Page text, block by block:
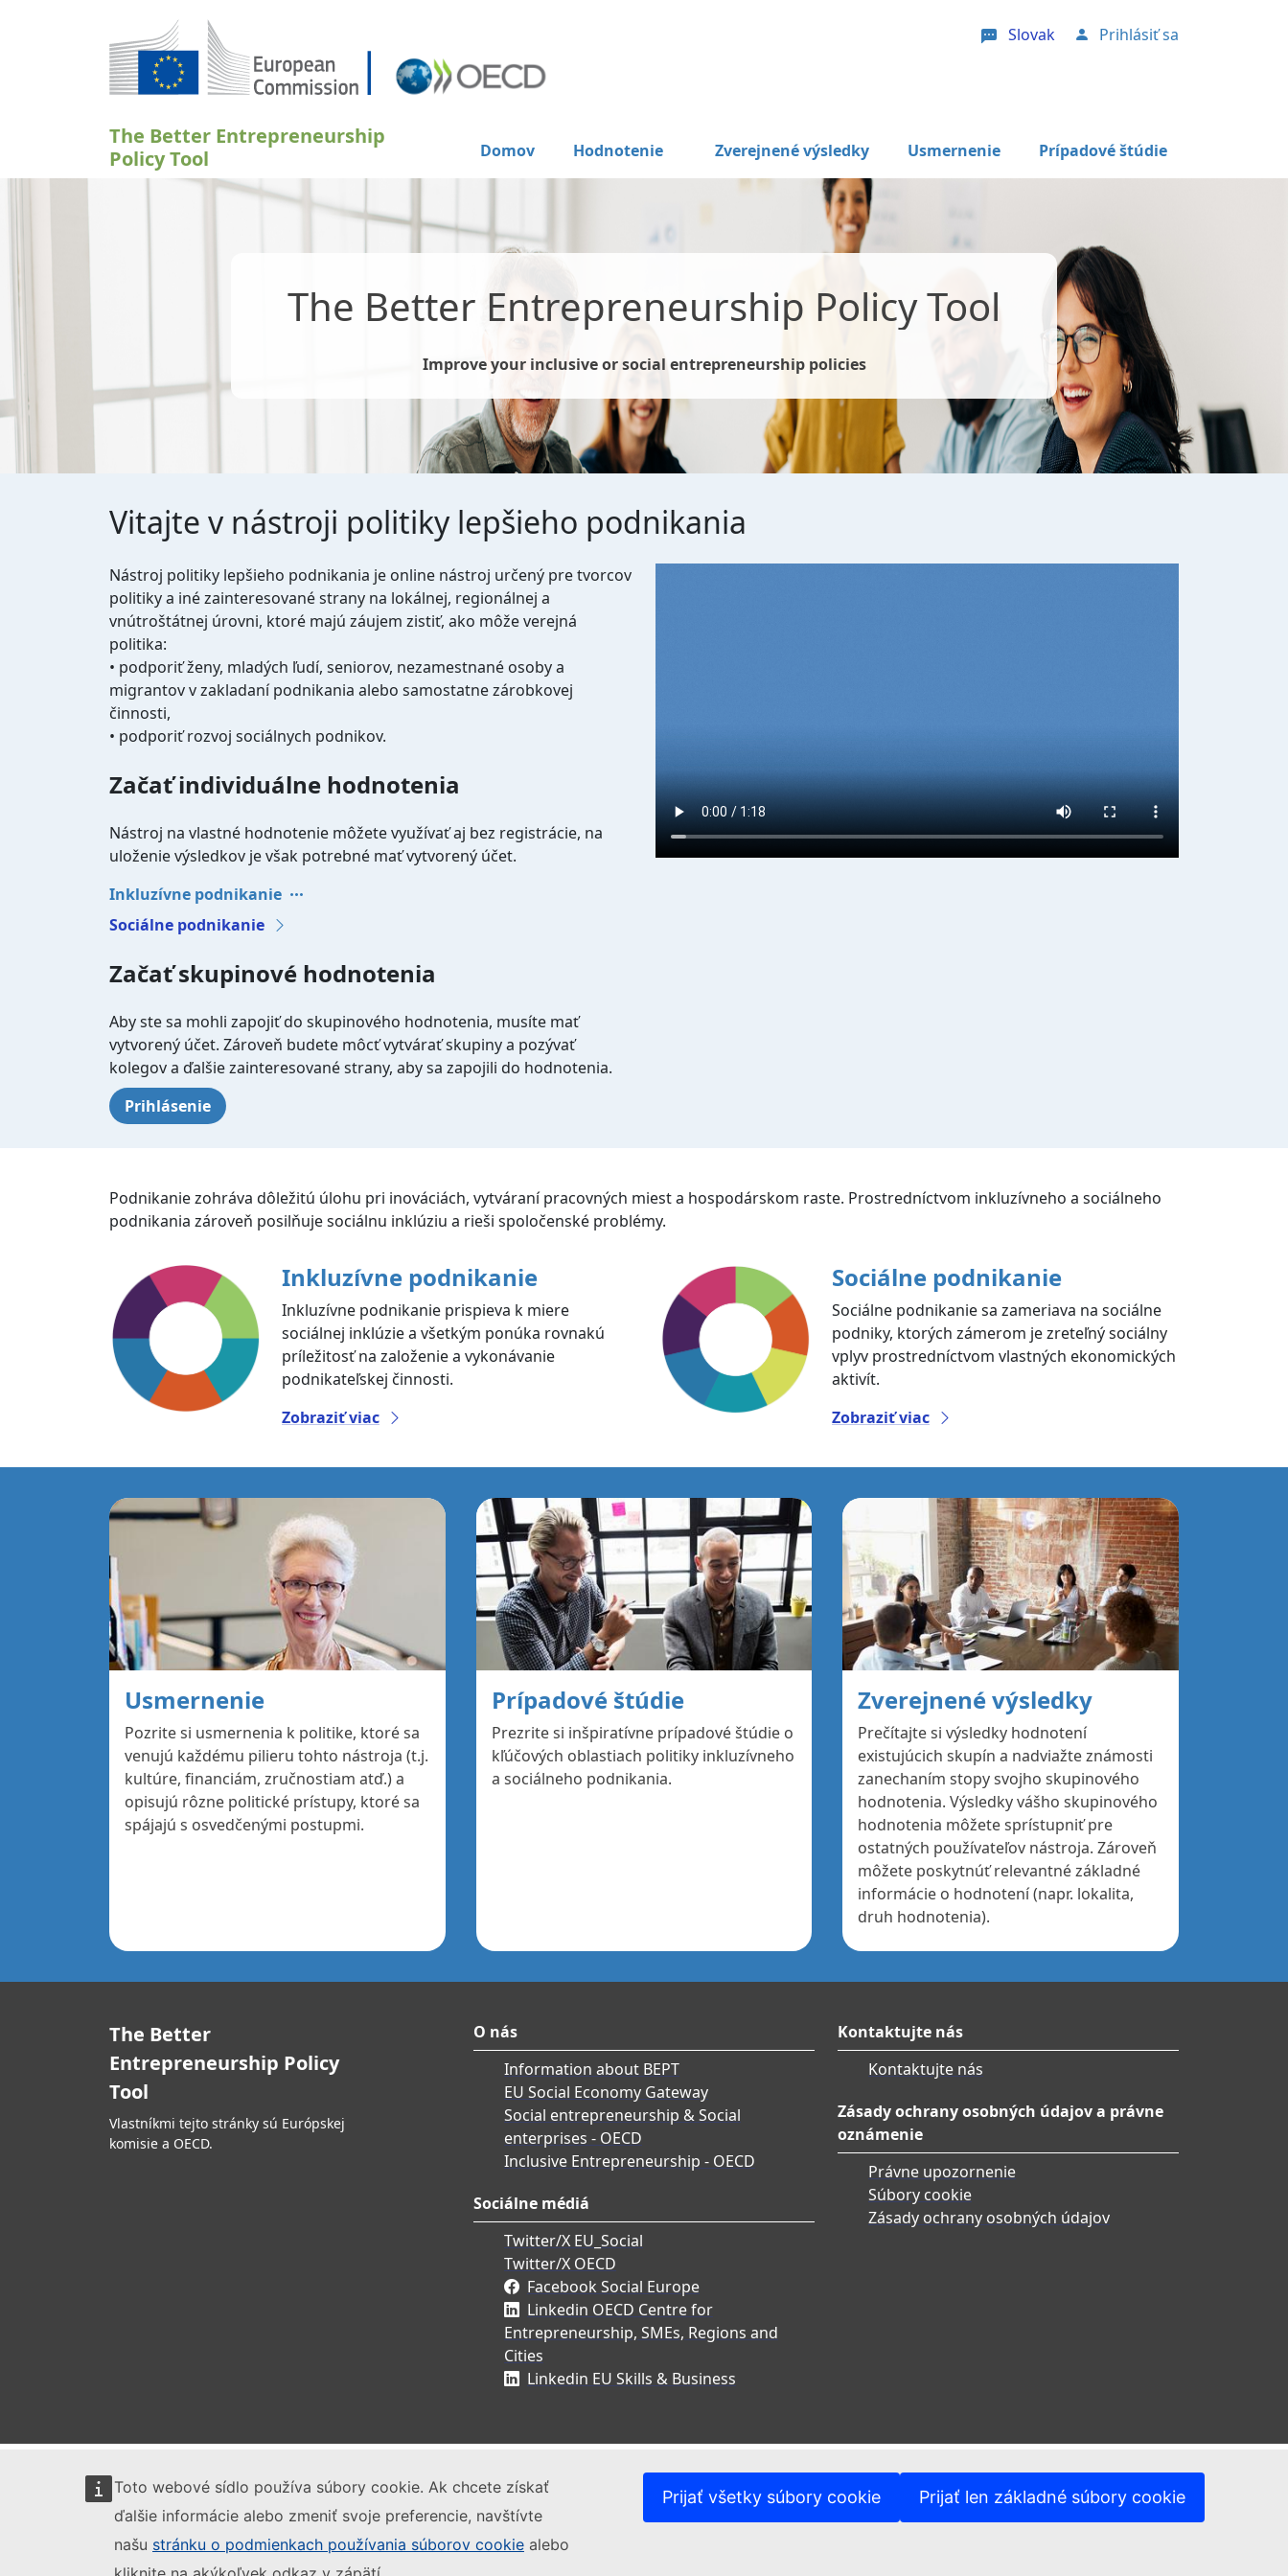
Skočiť na hlavný obsah
Toto webové sídlo používa súbory cookie. Ak chcete získať
ďalšie informácie alebo zmeniť svoje preferencie, navštívte
našu stránku o podmienkach používania súborov cookie alebo
Prijať všetky súbory cookie Prijať len základné súbory cookie
Slovak User account menu
Prihlásiť sa
The Better Entrepreneurship
Policy Tool
Domov Hodnotenie Zverejnené výsledky Usmernenie Prípadové štúdie
The Better Entrepreneurship Policy Tool
Improve your inclusive or social entrepreneurship policies
Vitajte v nástroji politiky lepšieho podnikania
Nástroj politiky lepšieho podnikania je online nástroj určený pre tvorcov
politiky a iné zainteresované strany na lokálnej, regionálnej a
vnútroštátnej úrovni, ktoré majú záujem zistiť, ako môže verejná
politika:
• podporiť ženy, mladých ľudí, seniorov, nezamestnané osoby a
migrantov v zakladaní podnikania alebo samostatne zárobkovej
činnosti,
• podporiť rozvoj sociálnych podnikov.
Začať individuálne hodnotenia
Nástroj na vlastné hodnotenie môžete využívať aj bez registrácie, na
uloženie výsledkov je však potrebné mať vytvorený účet.
Inkluzívne podnikanie
Sociálne podnikanie
Začať skupinové hodnotenia
Aby ste sa mohli zapojiť do skupinového hodnotenia, musíte mať
vytvorený účet. Zároveň budete môcť vytvárať skupiny a pozývať
kolegov a ďalšie zainteresované strany, aby sa zapojili do hodnotenia.
Prihlásenie
Podnikanie zohráva dôležitú úlohu pri inováciách, vytváraní pracovných miest a hospodárskom raste. Prostredníctvom inkluzívneho a sociálneho
podnikania zároveň posilňuje sociálnu inklúziu a rieši spoločenské problémy.
Inkluzívne podnikanie
Inkluzívne podnikanie prispieva k miere
sociálnej inklúzie a všetkým ponúka rovnakú
príležitosť na založenie a vykonávanie
podnikateľskej činnosti.
Zobraziť viac
Sociálne podnikanie
Sociálne podnikanie sa zameriava na sociálne
podniky, ktorých zámerom je zreteľný sociálny
vplyv prostredníctvom vlastných ekonomických
aktivít.
Zobraziť viac
Usmernenie
Pozrite si usmernenia k politike, ktoré sa
venujú každému pilieru tohto nástroja (t.j.
kultúre, financiám, zručnostiam atď.) a
opisujú rôzne politické prístupy, ktoré sa
spájajú s osvedčenými postupmi.
Prípadové štúdie
Prezrite si inšpiratívne prípadové štúdie o
kľúčových oblastiach politiky inkluzívneho
a sociálneho podnikania.
Zverejnené výsledky
Prečítajte si výsledky hodnotení
existujúcich skupín a nadviažte známosti
zanechaním stopy svojho skupinového
hodnotenia. Výsledky vášho skupinového
hodnotenia môžete sprístupniť pre
ostatných používateľov nástroja. Zároveň
môžete poskytnúť relevantné základné
informácie o hodnotení (napr. lokalita,
druh hodnotenia).
The Better
Entrepreneurship Policy
Tool
Vlastníkmi tejto stránky sú Európskej
komisie a OECD.
O nás
Information about BEPT
EU Social Economy Gateway
Social entrepreneurship & Social
enterprises - OECD
Inclusive Entrepreneurship - OECD
Sociálne médiá
Twitter/X EU_Social
Twitter/X OECD
Facebook Social Europe
Linkedin OECD Centre for
Entrepreneurship, SMEs, Regions and
Cities
Linkedin EU Skills & Business
Kontaktujte nás
Kontaktujte nás
Zásady ochrany osobných údajov a právne
oznámenie
Právne upozornenie
Súbory cookie
Zásady ochrany osobných údajov